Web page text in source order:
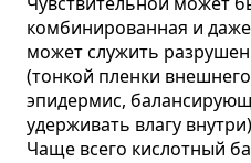
комбинированная и
может служить
(тонкой пленки
эпидермис,
удерживать влагу
Чаще всего кислотный